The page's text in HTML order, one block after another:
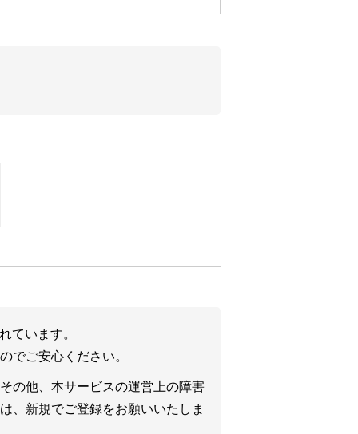
ています。
でご安心ください。
の他、本サービスの運営上の障害
、新規でご登録をお願いいたしま